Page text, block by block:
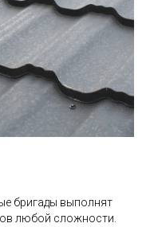
бригады выполнят
любой сложности.